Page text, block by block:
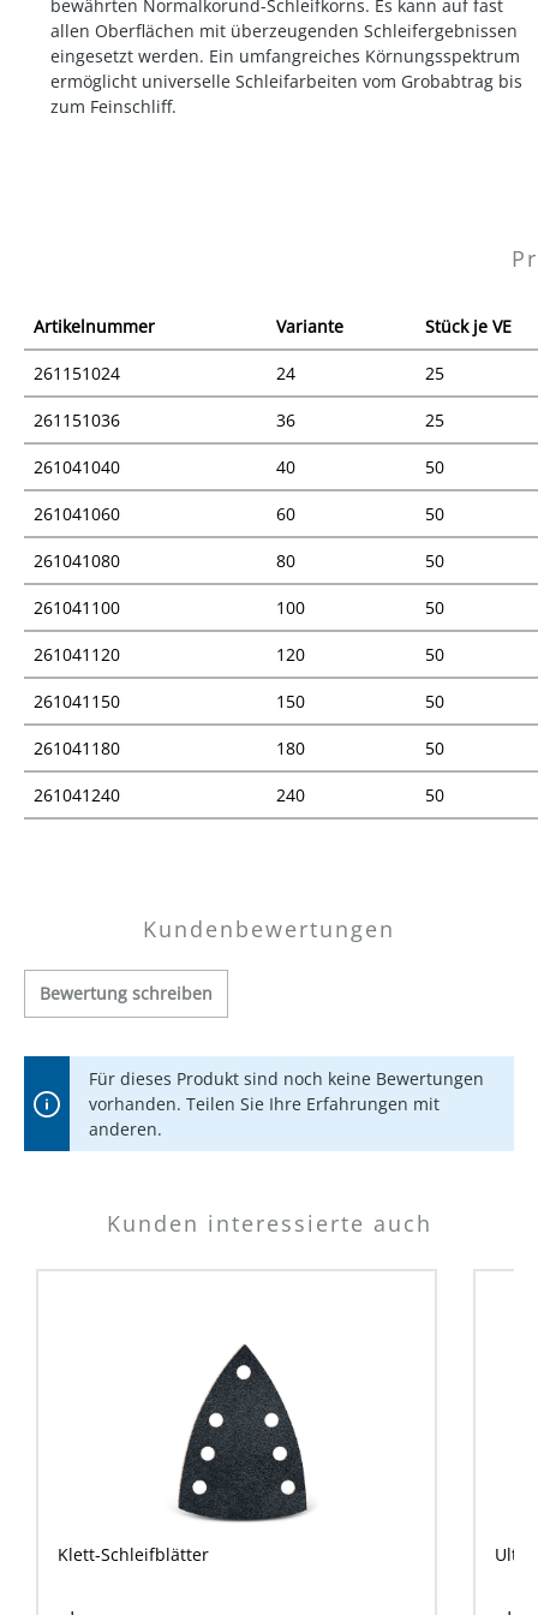
bewährten Normalkorund-Schleifkorns. Es kann auf fast
allen Oberflächen mit überzeugenden Schleifergebnissen
eingesetzt werden. Ein umfangreiches Körnungsspektrum
ermöglicht universelle Schleifarbeiten vom Grobabtrag bis
zum Feinschliff.
Artikelnummer Variante Stück je VE
261151024 24 25
261151036 36 25
261041040 40 50
261041060 60 50
261041080 80 50
261041100 100 50
261041120 120 50
261041150 150 50
261041180 180 50
261041240 240 50
Kundenbewertungen
Bewertung schreiben
Für dieses Produkt sind noch keine Bewertungen
vorhanden. Teilen Sie Ihre Erfahrungen mit
anderen.
Kunden interessierte auch
Klett-Schleifblätter